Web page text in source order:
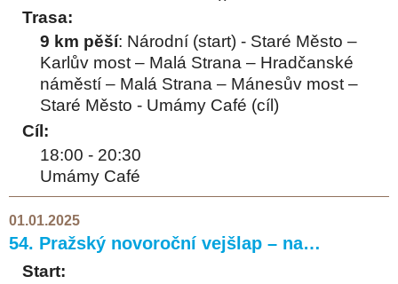
Trasa:
9 km pěší: Národní (start) - Staré Město –
Karlův most – Malá Strana – Hradčanské
náměstí – Malá Strana – Mánesův most –
Staré Město - Umámy Café (cíl)
Cíl:
18:00 - 20:30
Umámy Café
01.01.2025
54. Pražský novoroční vejšlap – na…
Start: